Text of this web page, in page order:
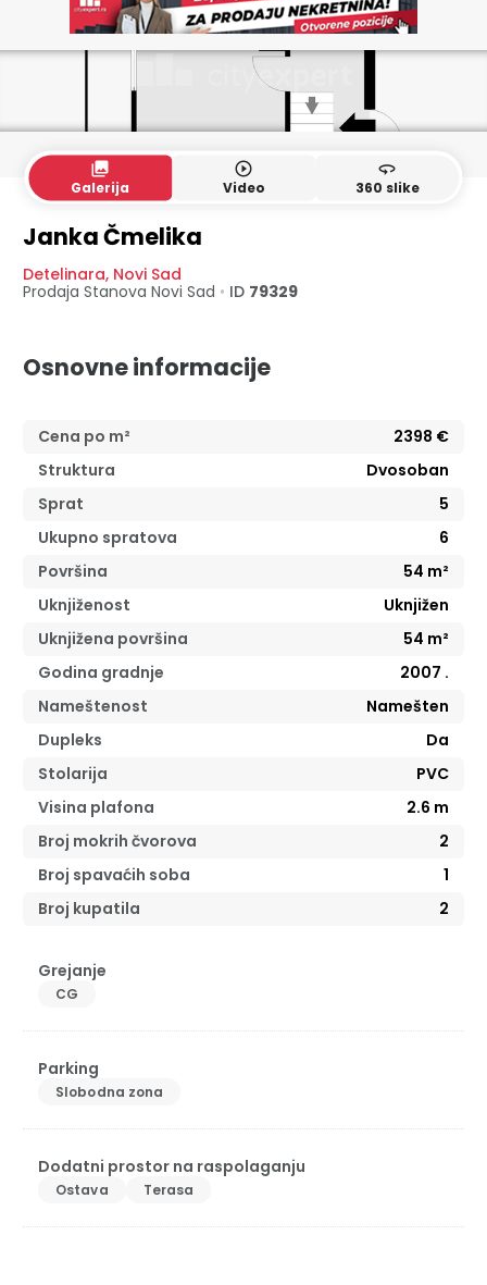
collections
Galerija
play_circle_outline
Video
360
360 slike
Janka Čmelika
Detelinara, Novi Sad
Prodaja Stanova Novi Sad • ID 79329
Osnovne informacije
Cena po m² 2398 €
Struktura
Dvosoban
Sprat
5
Ukupno spratova
6
Površina
54 m²
Uknjiženost
Uknjižen
Uknjižena površina
54 m²
Godina gradnje
2007 .
Nameštenost
Namešten
Dupleks
Da
Stolarija
PVC
Visina plafona
2.6 m
Broj mokrih čvorova
2
Broj spavaćih soba
1
Broj kupatila
2
Grejanje
CG
Parking
Slobodna zona
Dodatni prostor na raspolaganju
Ostava Terasa